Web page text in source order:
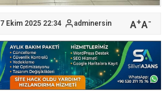
7 Ekim 2025 22:34 adminersin A+A-